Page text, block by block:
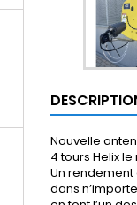
Nouvelle
4 tours Helix
Un rendement
dans